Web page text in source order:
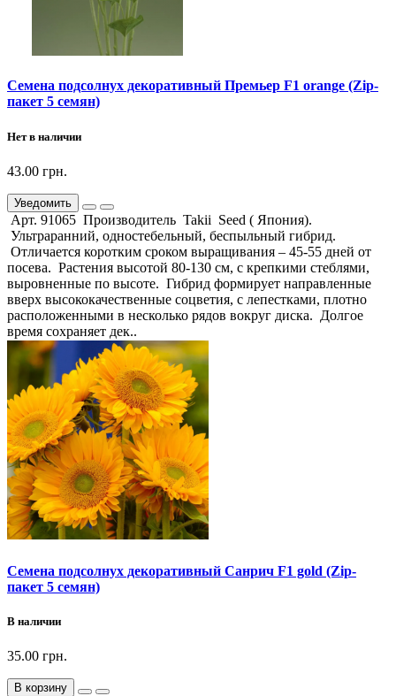
Семена подсолнух декоративный Премьер F1 orange (Zip-
пакет 5 семян)
Нет в наличии
43.00 грн.
Уведомить
Арт. 91065 Производитель Takii Seed ( Япония).
Ультраранний, одностебельный, беспыльный гибрид.
Отличается коротким сроком выращивания – 45-55 дней от
посева. Растения высотой 80-130 см, с крепкими стеблями,
выровненные по высоте. Гибрид формирует направленные
вверх высококачественные соцветия, с лепестками, плотно
расположенными в несколько рядов вокруг диска. Долгое
время сохраняет дек..
Семена подсолнух декоративный Санрич F1 gold (Zip-
пакет 5 семян)
В наличии
35.00 грн.
В корзину